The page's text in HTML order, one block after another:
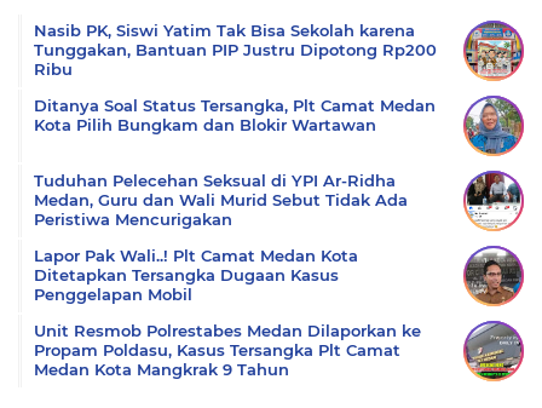
Nasib PK, Siswi Yatim Tak Bisa Sekolah karena
Tunggakan, Bantuan PIP Justru Dipotong Rp200
Ribu
Ditanya Soal Status Tersangka, Plt Camat Medan
Kota Pilih Bungkam dan Blokir Wartawan
Tuduhan Pelecehan Seksual di YPI Ar-Ridha
Medan, Guru dan Wali Murid Sebut Tidak Ada
Peristiwa Mencurigakan
Lapor Pak Wali..! Plt Camat Medan Kota
Ditetapkan Tersangka Dugaan Kasus
Penggelapan Mobil
Unit Resmob Polrestabes Medan Dilaporkan ke
Propam Poldasu, Kasus Tersangka Plt Camat
Medan Kota Mangkrak 9 Tahun